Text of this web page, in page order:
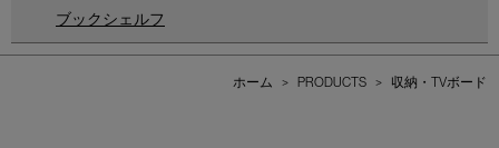
ブックシェルフ
ホーム > PRODUCTS > 収納・TVボード